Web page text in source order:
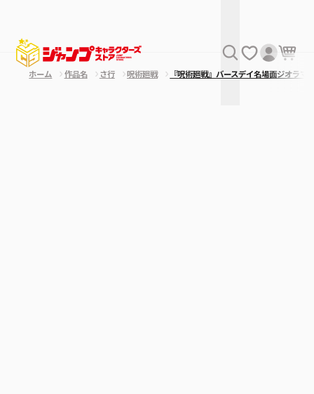
ホーム 作品名 さ行 呪術廻戦 『呪術廻戦』バースデイ名場面ジオ